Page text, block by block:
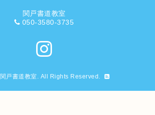
関戸書道教室
050-3580-3735
関戸書道教室. All Rights Reserved.